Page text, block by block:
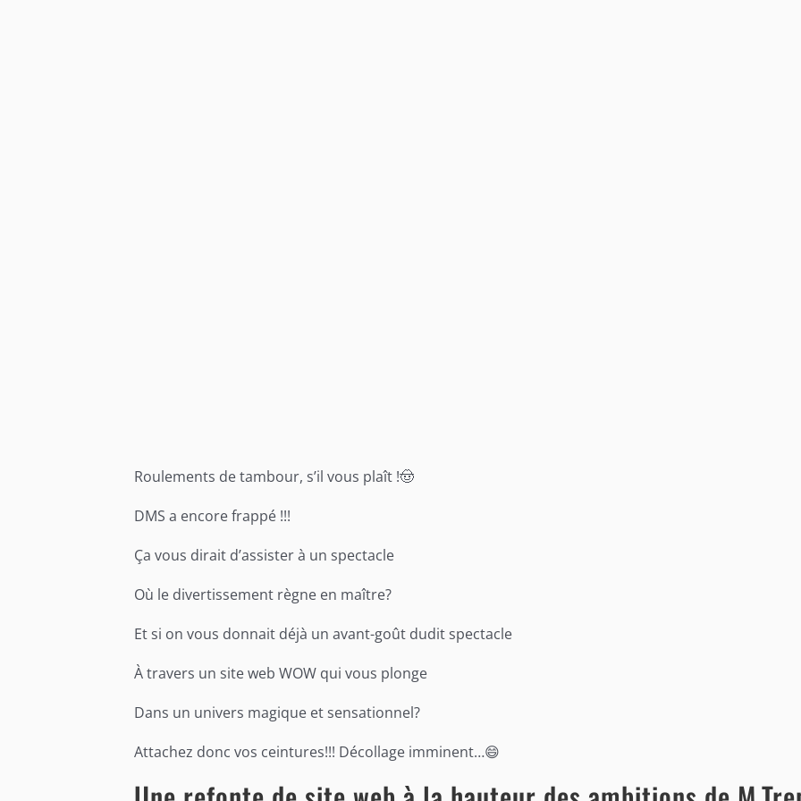
Roulements de tambour, s’il vous plaît !🤠
DMS a encore frappé !!!
Ça vous dirait d’assister à un spectacle
Où le divertissement règne en maître?
Et si on vous donnait déjà un avant-goût dudit spectacle
À travers un site web WOW qui vous plonge
Dans un univers magique et sensationnel?
Attachez donc vos ceintures!!! Décollage imminent…😄